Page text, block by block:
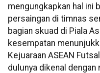
mengungkapkan hal ini
persaingan di timnas
bagian skuad di Piala
kesempatan
Kejuaraan ASEAN
dulunya dikenal dengan